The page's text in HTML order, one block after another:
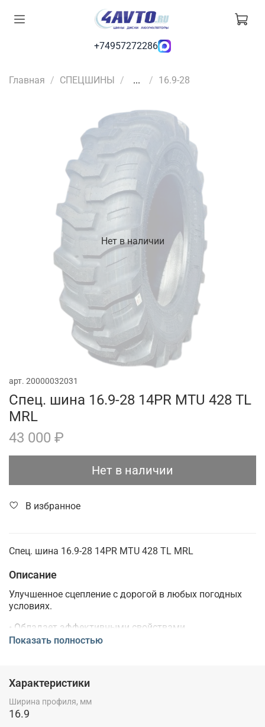
+74957272286
Главная СПЕЦШИНЫ ... 16.9-28
Нет в наличии
арт. 20000032031
Спец. шина 16.9-28 14PR MTU 428 TL
MRL
43 000 ₽
Нет в наличии
В избранное
Спец. шина 16.9-28 14PR MTU 428 TL MRL
Описание
Улучшенное сцепление с дорогой в любых погодных
условиях.
• Обладает эффективными свойствами
самоочищения.
трещинам, увеличивает срок службы.
Показать полностью
Характеристики
Ширина профиля, мм
16.9